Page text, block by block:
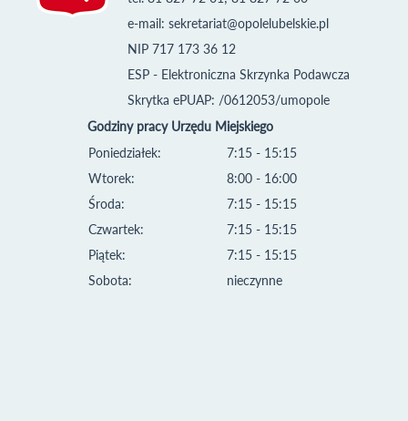
e-mail: sekretariat@opolelubelskie.pl
NIP 717 173 36 12
ESP - Elektroniczna Skrzynka Podawcza
Skrytka ePUAP: /0612053/umopole
Godziny pracy Urzędu Miejskiego
Poniedziałek:
Wtorek:
Środa:
Czwartek:
Piątek:
Sobota:
7:15 - 15:15
8:00 - 16:00
7:15 - 15:15
7:15 - 15:15
7:15 - 15:15
nieczynne